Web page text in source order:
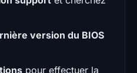
version du BIOS
pour effectuer la